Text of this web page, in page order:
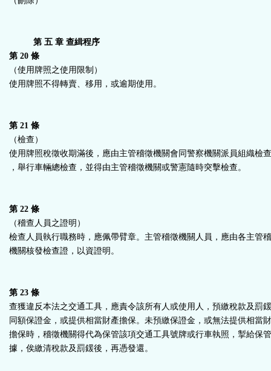
第 五 章 查緝程序
第 20 條
（使用牌照之使用限制）
使用牌照不得轉賣、移用，或逾期使用。
第 21 條
（檢查）
使用牌照稅徵收期滿後，應由主管稽徵機關會同警察機關派員組織檢
，舉行車輛總檢查，並得由主管稽徵機關或警憲隨時突擊檢查。
第 22 條
（稽查人員之證明）
檢查人員執行職務時，應佩帶臂章。主管稽徵機關人員，應由各主管
機關核發檢查證，以資證明。
第 23 條
查獲違反本法之交通工具，應責令該所有人或使用人，預繳稅款及罰
同額保證金，或提供相當財產擔保。未預繳保證金，或無法提供相當
擔保時，稽徵機關得代為保管該項交通工具號牌或行車執照，掣給保
據，俟繳清稅款及罰鍰後，再憑發還。